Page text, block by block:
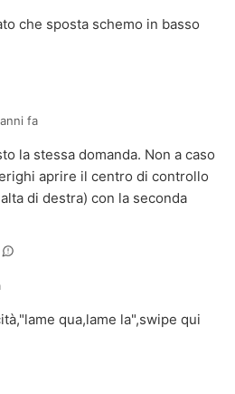
che sposta schemo in basso
fa
la stessa domanda. Non a caso
aprire il centro di controllo
di destra) con la seconda
qua,lame la",swipe qui